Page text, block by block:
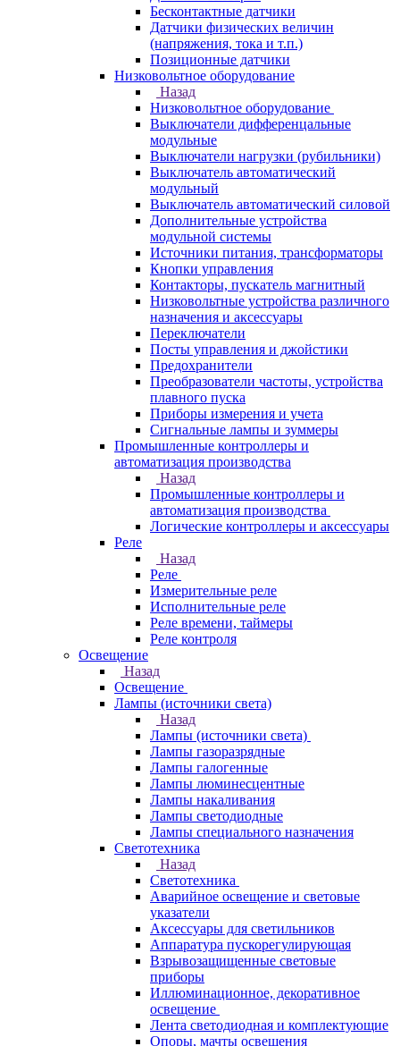
Бесконтактные датчики
Датчики физических величин
(напряжения, тока и т.п.)
Позиционные датчики
Низковольтное оборудование
Назад
Низковольтное оборудование
Выключатели дифференцальные
модульные
Выключатели нагрузки (рубильники)
Выключатель автоматический
модульный
Выключатель автоматический силовой
Дополнительные устройства
модульной системы
Источники питания, трансформаторы
Кнопки управления
Контакторы, пускатель магнитный
Низковольтные устройства различного
назначения и аксессуары
Переключатели
Посты управления и джойстики
Предохранители
Преобразователи частоты, устройства
плавного пуска
Приборы измерения и учета
Сигнальные лампы и зуммеры
Промышленные контроллеры и
автоматизация производства
Назад
Промышленные контроллеры и
автоматизация производства
Логические контроллеры и аксессуары
Реле
Назад
Реле
Измерительные реле
Исполнительные реле
Реле времени, таймеры
Реле контроля
Освещение
Назад
Освещение
Лампы (источники света)
Назад
Лампы (источники света)
Лампы газоразрядные
Лампы галогенные
Лампы люминесцентные
Лампы накаливания
Лампы светодиодные
Лампы специального назначения
Светотехника
Назад
Светотехника
Аварийное освещение и световые
указатели
Аксессуары для светильников
Аппаратура пускорегулирующая
Взрывозащищенные световые
приборы
Иллюминационное, декоративное
освещение
Лента светодиодная и комплектующие
Опоры, мачты освещения